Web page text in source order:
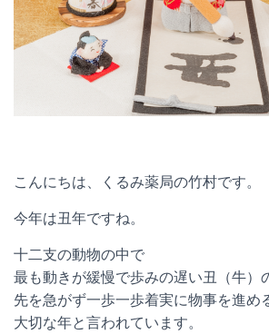
こんにちは、くるみ薬局の竹村です。
今年は丑年ですね。
十二支の動物の中で
最も動きが緩慢で歩みの遅い丑（牛）
先を急がず一歩一歩着実に物事を進め
大切な年と言われています。